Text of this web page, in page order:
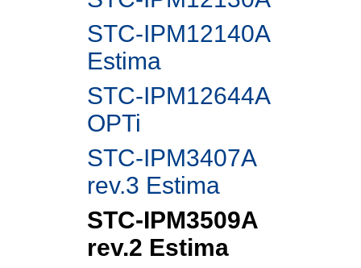
STC-IPM12140A
Estima
STC-IPM12644A
OPTi
STC-IPM3407A
rev.3 Estima
STC-IPM3509A
rev.2 Estima